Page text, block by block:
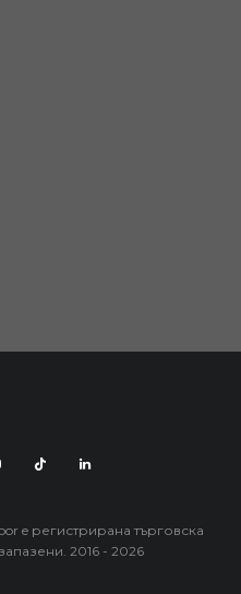
e регистрирана търговска
2016 - 2026